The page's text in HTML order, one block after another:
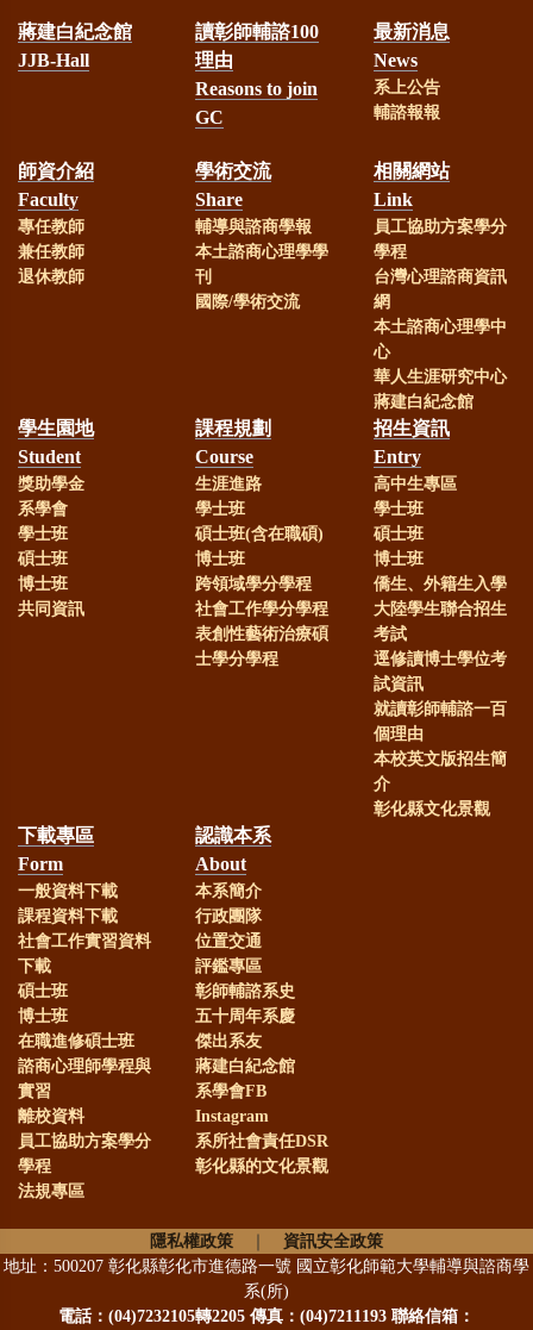
蔣建白紀念館
JJB-Hall
讀彰師輔諮100
理由
Reasons to join
GC
最新消息
News
系上公告
輔諮報報
師資介紹
Faculty
專任教師
兼任教師
退休教師
學術交流
Share
輔導與諮商學報
本土諮商心理學學
刊
國際/學術交流
相關網站
Link
員工協助方案學分
學程
台灣心理諮商資訊
網
本土諮商心理學中
心
華人生涯研究中心
蔣建白紀念館
學生園地
Student
獎助學金
系學會
學士班
碩士班
博士班
共同資訊
課程規劃
Course
生涯進路
學士班
碩士班(含在職碩)
博士班
跨領域學分學程
社會工作學分學程
表創性藝術治療碩
士學分學程
招生資訊
Entry
高中生專區
學士班
碩士班
博士班
僑生、外籍生入學
大陸學生聯合招生
考試
逕修讀博士學位考
試資訊
就讀彰師輔諮一百
個理由
本校英文版招生簡
介
彰化縣文化景觀
下載專區
Form
一般資料下載
課程資料下載
社會工作實習資料
下載
碩士班
博士班
在職進修碩士班
諮商心理師學程與
實習
離校資料
員工協助方案學分
學程
法規專區
認識本系
About
本系簡介
行政團隊
位置交通
評鑑專區
彰師輔諮系史
五十周年系慶
傑出系友
蔣建白紀念館
系學會FB
Instagram
系所社會責任DSR
彰化縣的文化景觀
隱私權政策 ｜ 資訊安全政策
地址：500207 彰化縣彰化市進德路一號 國立彰化師範大學輔導與諮商學
系(所)
電話： (04)7232105轉2205 傳真：(04)7211193 聯絡信箱：